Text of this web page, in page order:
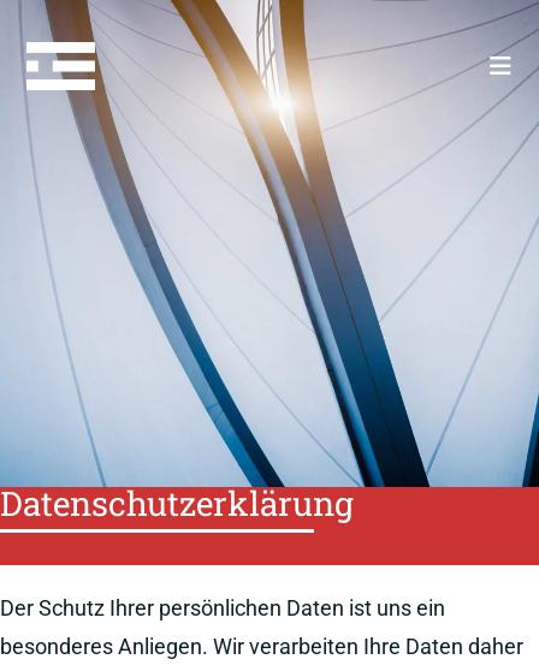
Datenschutzerklärung
Der Schutz Ihrer persönlichen Daten ist uns ein
besonderes Anliegen. Wir verarbeiten Ihre Daten daher